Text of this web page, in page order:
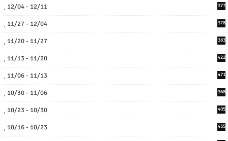
12/04 - 12/11 377
11/27 - 12/04 378
11/20 - 11/27 383
11/13 - 11/20 422
11/06 - 11/13 471
10/30 - 11/06 368
10/23 - 10/30 405
10/16 - 10/23 435